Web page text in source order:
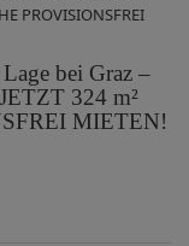
bei Graz –
324 m²
MIETEN!